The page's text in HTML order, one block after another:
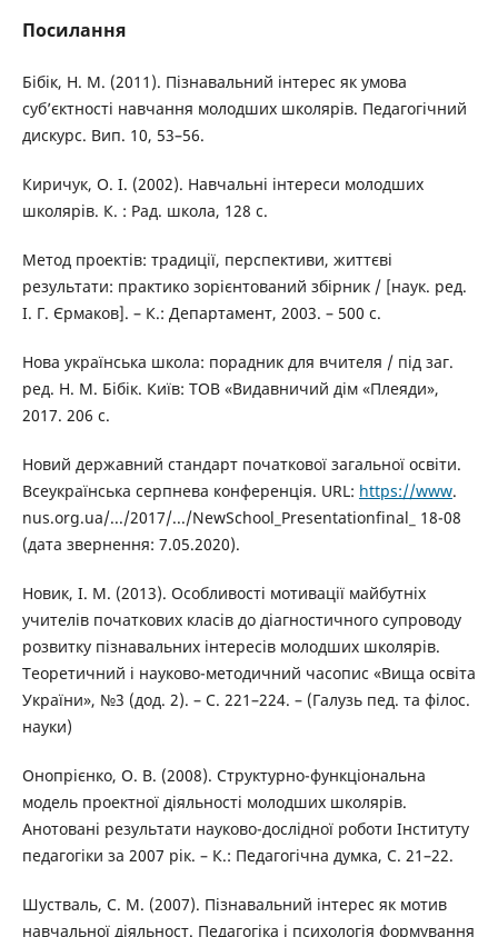
Посилання
Бібік, Н. М. (2011). Пізнавальний інтерес як умова
суб’єктності навчання молодших школярів. Педагогічний
дискурс. Вип. 10, 53–56.
Киричук, О. І. (2002). Навчальні інтереси молодших
школярів. К. : Рад. школа, 128 с.
Метод проектів: традиції, перспективи, життєві
результати: практико зорієнтований збірник / [наук. ред.
І. Г. Єрмаков]. – К.: Департамент, 2003. – 500 с.
Нова українська школа: порадник для вчителя / під заг.
ред. Н. М. Бібік. Київ: ТОВ «Видавничий дім «Плеяди»,
2017. 206 с.
Новий державний стандарт початкової загальної освіти.
Всеукраїнська серпнева конференція. URL: https://www.
nus.org.ua/.../2017/.../NewSchool_Presentationfinal_ 18-08
(дата звернення: 7.05.2020).
Новик, І. М. (2013). Особливості мотивації майбутніх
учителів початкових класів до діагностичного супроводу
розвитку пізнавальних інтересів молодших школярів.
Теоретичний і науково-методичний часопис «Вища освіта
України», №3 (дод. 2). – С. 221–224. – (Галузь пед. та філос.
науки)
Онопрієнко, О. В. (2008). Структурно-функціональна
модель проектної діяльності молодших школярів.
Анотовані результати науково-дослідної роботи Інституту
педагогіки за 2007 рік. – К.: Педагогічна думка, С. 21–22.
Шустваль, С. М. (2007). Пізнавальний інтерес як мотив
навчальної діяльност. Педагогіка і психологія формування